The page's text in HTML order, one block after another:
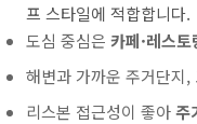
프 스타일에 적합합니다.
도심 중심은 카페·레스토
해변과 가까운 주거단지,
리스본 접근성이 좋아주